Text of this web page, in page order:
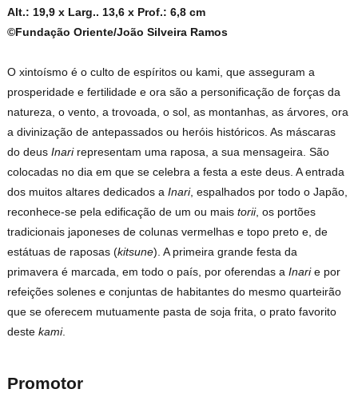
Alt.: 19,9 x Larg.. 13,6 x Prof.: 6,8 cm
©Fundação Oriente/João Silveira Ramos
O xintoísmo é o culto de espíritos ou kami, que asseguram a
prosperidade e fertilidade e ora são a personificação de forças da
natureza, o vento, a trovoada, o sol, as montanhas, as árvores, ora
a divinização de antepassados ou heróis históricos. As máscaras
do deusInari representam uma raposa, a sua mensageira. São
colocadas no dia em que se celebra a festa a este deus. A entrada
dos muitos altares dedicados aInari, espalhados por todo o Japão,
reconhece-se pela edificação de um ou maistorii, os portões
tradicionais japoneses de colunas vermelhas e topo preto e, de
estátuas de raposas (kitsune). A primeira grande festa da
primavera é marcada, em todo o país, por oferendas aInarie por
refeições solenes e conjuntas de habitantes do mesmo quarteirão
que se oferecem mutuamente pasta de soja frita, o prato favorito
destekami.
Promotor